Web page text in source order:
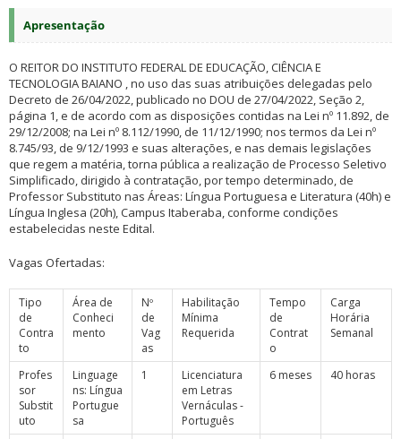
Apresentação
O REITOR DO INSTITUTO FEDERAL DE EDUCAÇÃO, CIÊNCIA E
TECNOLOGIA BAIANO , no uso das suas atribuições delegadas pelo
Decreto de 26/04/2022, publicado no DOU de 27/04/2022, Seção 2,
página 1, e de acordo com as disposições contidas na Lei nº 11.892, de
29/12/2008; na Lei nº 8.112/1990, de 11/12/1990; nos termos da Lei nº
8.745/93, de 9/12/1993 e suas alterações, e nas demais legislações
que regem a matéria, torna pública a realização de Processo Seletivo
Simplificado, dirigido à contratação, por tempo determinado, de
Professor Substituto nas Áreas: Língua Portuguesa e Literatura (40h) e
Língua Inglesa (20h), Campus Itaberaba, conforme condições
estabelecidas neste Edital.
Vagas Ofertadas:
Tipo
de
Contra
to
Área de
Conheci
mento
Nº
de
Vag
as
Habilitação
Mínima
Requerida
Tempo
de
Contrat
o
Carga
Horária
Semanal
Profes
sor
Substit
uto
Linguage
ns: Língua
Portugue
sa
1
Licenciatura
em Letras
Vernáculas -
Português
6 meses 40 horas